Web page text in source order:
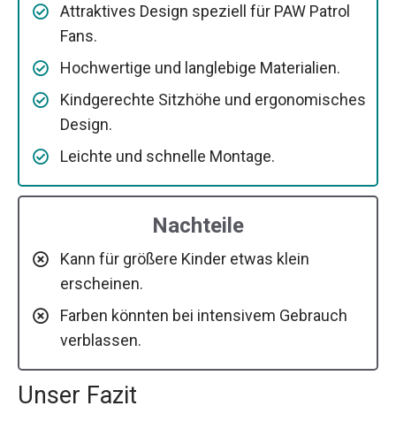
Attraktives Design speziell für PAW Patrol
Fans.
Hochwertige und langlebige Materialien.
Kindgerechte Sitzhöhe und ergonomisches
Design.
Leichte und schnelle Montage.
Nachteile
Kann für größere Kinder etwas klein
erscheinen.
Farben könnten bei intensivem Gebrauch
verblassen.
Unser Fazit